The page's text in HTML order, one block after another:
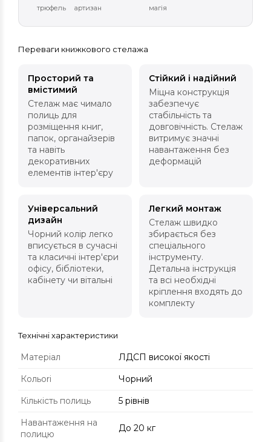
трюфель
артизан
магія
Переваги книжкового стелажа
Просторий та
вмістимий
Стелаж має чимало
полиць для
розміщення книг,
папок, органайзерів
та навіть
декоративних
елементів інтер'єру
Стійкий і надійний
Міцна конструкція
забезпечує
стабільність та
довговічність. Стелаж
витримує значні
навантаження без
деформацій
Універсальний
дизайн
Чорний колір легко
вписується в сучасні
та класичні інтер'єри
офісу, бібліотеки,
кабінету чи вітальні
Легкий монтаж
Стелаж швидко
збирається без
спеціального
інструменту.
Детальна інструкція
та всі необхідні
кріплення входять до
комплекту
Технічні характеристики
Матеріал
ЛДСП високої якості
Кольori
Чорний
Кількість полиць
5 рівнів
Навантаження на
полицю
До 20 кг